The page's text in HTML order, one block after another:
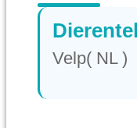
Velp( NL )